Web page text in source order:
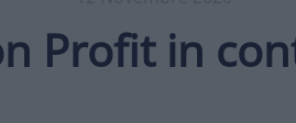
Profit in